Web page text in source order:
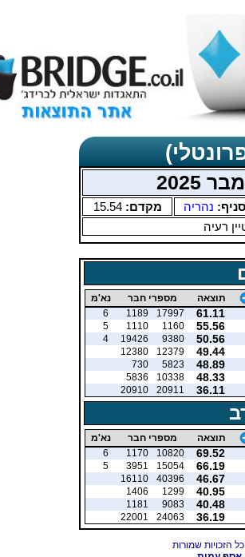
סניף: נהריה מקדם:15.54
רעיה
תוצאה מספרי חבר נא'מ
61.11
17997
1189
6
55.56
1160
1110
5
50.56
9380
19426
4
49.44
12379
12380
48.89
5823
730
48.33
10338
5836
36.11
20911
20910
תוצאה מספרי חבר נא'מ
69.52
10820
1170
6
66.19
15054
3951
5
46.67
40396
16110
40.95
1299
1406
40.48
9083
1181
36.19
24063
22001